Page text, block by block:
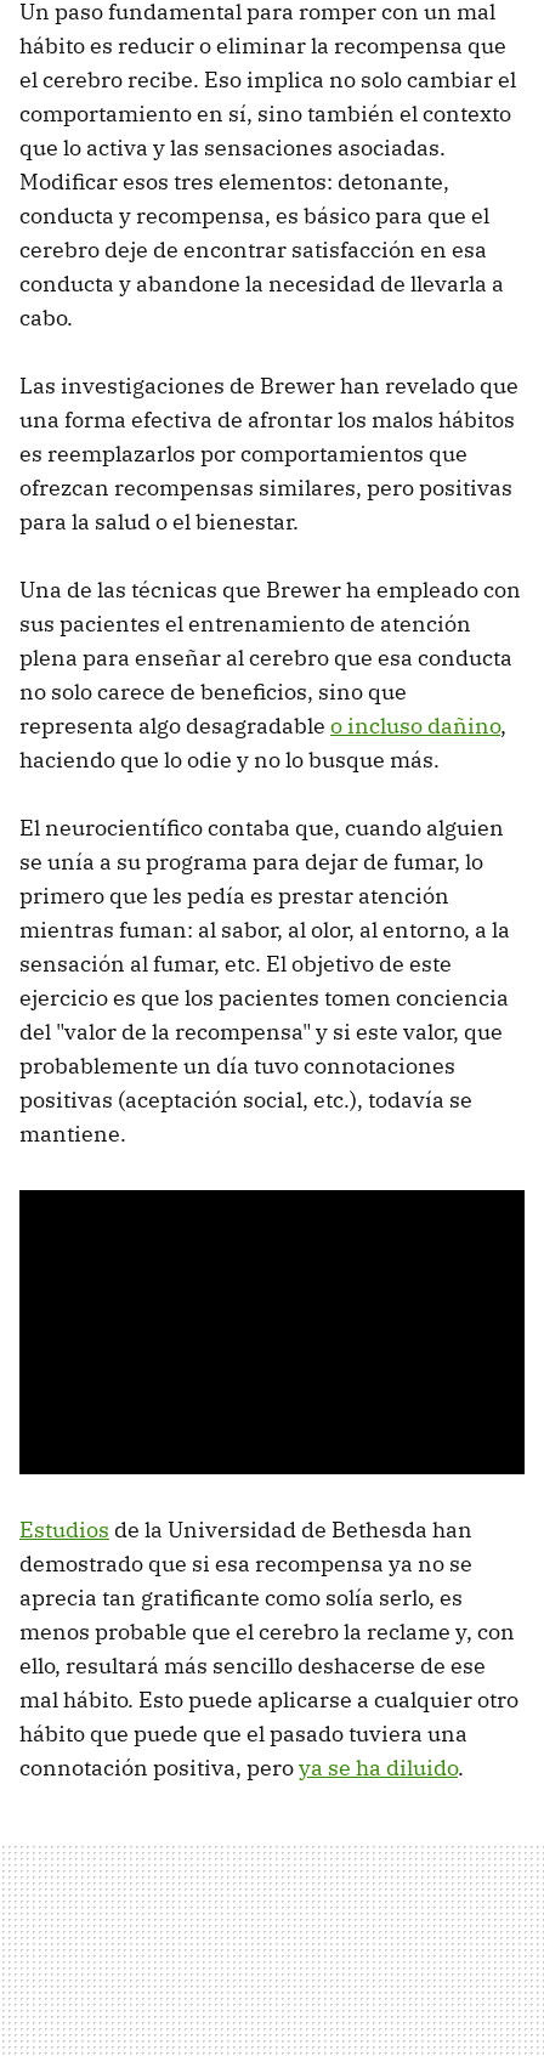
Un paso fundamental para romper con un mal
hábito es reducir o eliminar la recompensa que
el cerebro recibe. Eso implica no solo cambiar el
comportamiento en sí, sino también el contexto
que lo activa y las sensaciones asociadas.
Modificar esos tres elementos: detonante,
conducta y recompensa, es básico para que el
cerebro deje de encontrar satisfacción en esa
conducta y abandone la necesidad de llevarla a
cabo.
Las investigaciones de Brewer han revelado que
una forma efectiva de afrontar los malos hábitos
es reemplazarlos por comportamientos que
ofrezcan recompensas similares, pero positivas
para la salud o el bienestar.
Una de las técnicas que Brewer ha empleado con
sus pacientes el entrenamiento de atención
plena para enseñar al cerebro que esa conducta
no solo carece de beneficios, sino que
representa algo desagradable o incluso dañino,
haciendo que lo odie y no lo busque más.
El neurocientífico contaba que, cuando alguien
se unía a su programa para dejar de fumar, lo
primero que les pedía es prestar atención
mientras fuman: al sabor, al olor, al entorno, a la
sensación al fumar, etc. El objetivo de este
ejercicio es que los pacientes tomen conciencia
del "valor de la recompensa" y si este valor, que
probablemente un día tuvo connotaciones
positivas (aceptación social, etc.), todavía se
mantiene.
Estudios de la Universidad de Bethesda han
demostrado que si esa recompensa ya no se
aprecia tan gratificante como solía serlo, es
menos probable que el cerebro la reclame y, con
ello, resultará más sencillo deshacerse de ese
mal hábito. Esto puede aplicarse a cualquier otro
hábito que puede que el pasado tuviera una
connotación positiva, peroya se ha diluido.